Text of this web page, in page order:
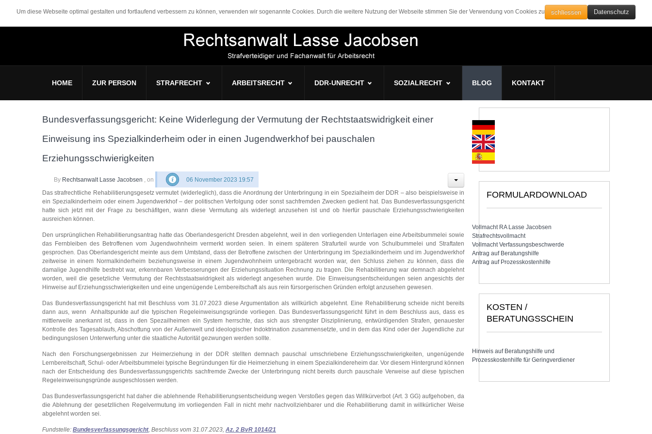
Um diese Webseite optimal gestalten und fortlaufend verbessern zu können, verwenden wir sogenannte Cookies. Durch die weitere Nutzung der Webseite stimmen Sie der Verwendung von Cookies zu schliessen Datenschutz
HOME ZUR PERSON STRAFRECHT ARBEITSRECHT DDR-UNRECHT SOZIALRECHT BLOG KONTAKT
Bundesverfassungsgericht: Keine Widerlegung der Vermutung der Rechtstaatswidrigkeit einer
Einweisung ins Spezialkinderheim oder in einen Jugendwerkhof bei pauschalen
Erziehungsschwierigkeiten
By Rechtsanwalt Lasse Jacobsen , on
06 November 2023 19:57
Das strafrechtliche Rehabilitierungsgesetz vermutet (widerleglich), dass die Anordnung der Unterbringung in ein Spezialheim der DDR – also beispielsweise in
ein Spezialkinderheim oder einem Jugendwerkhof – der politischen Verfolgung oder sonst sachfremden Zwecken gedient hat. Das Bundesverfassungsgericht
hatte sich jetzt mit der Frage zu beschäfitgen, wann diese Vermutung als widerlegt anzusehen ist und ob hierfür pauschale Erziehungsschwierigkeiten
ausreichen können.
Den ursprünglichen Rehabilitierungsantrag hatte das Oberlandesgericht Dresden abgelehnt, weil in den vorliegenden Unterlagen eine Arbeitsbummelei sowie
das Fernbleiben des Betroffenen vom Jugendwohnheim vermerkt worden seien. In einem späteren Strafurteil wurde von Schulbummelei und Straftaten
gesprochen. Das Oberlandesgericht meinte aus dem Umtstand, dass der Betroffene zwischen der Unterbringung im Spezialkinderheim und im Jugendwerkhof
zeitweise in einem Normalkinderheim beziehungsweise in einem Jugendwohnheim untergebracht worden war, den Schluss ziehen zu können, dass die
damalige Jugendhilfe bestrebt war, erkennbaren Verbesserungen der Erziehungssituation Rechnung zu tragen. Die Rehabilitierung war demnach abgelehnt
worden, weil die gesetzliche Vermutung der Rechtsstaatswidrigkeit als widerlegt angesehen wurde. Die Einweisungsentscheidungen seien angesichts der
Hinweise auf Erziehungsschwierigkeiten und eine ungenügende Lernbereitschaft als aus rein fürsorgerischen Gründen erfolgt anzusehen gewesen.
Das Bundesverfassungsgericht hat mit Beschluss vom 31.07.2023 diese Argumentation als willkürlich abgelehnt. Eine Rehabilitierung scheide nicht bereits
dann aus, wenn Anhaltspunkte auf die typischen Regeleinweisungsgründe vorliegen. Das Bundesverfassungsgericht führt in dem Beschluss aus, dass es
mittlerweile anerkannt ist, dass in den Spezailheimen ein System herrschte, das sich aus strengster Disziplinierung, entwürdigenden Strafen, genauester
Kontrolle des Tagesablaufs, Abschottung von der Außenwelt und ideologischer Indoktrination zusammensetzte, und in dem das Kind oder der Jugendliche zur
bedingungslosen Unterwerfung unter die staatliche Autorität gezwungen werden sollte.
Nach den Forschungsergebnissen zur Heimerziehung in der DDR stellten demnach pauschal umschriebene Erziehungsschwierigkeiten, ungenügende
Lernbereitschaft, Schul- oder Arbeitsbummelei typische Begründungen für die Heimerziehung in einem Spezialkindereheim dar. Vor diesem Hintergrund können
nach der Entscheidung des Bundesverfassungsgerichts sachfremde Zwecke der Unterbringung nicht bereits durch pauschale Verweise auf diese typischen
Regeleinweisungsgründe ausgeschlossen werden.
Das Bundesverfassungsgericht hat daher die ablehnende Rehabilitierungsentscheidung wegen Verstoßes gegen das Willkürverbot (Art. 3 GG) aufgehoben, da
die Ablehnung der gesetzllichen Regelvermutung im vorliegenden Fall in nicht mehr nachvollziehbarer und die Rehabilitierung damit in willkürlicher Weise
abgelehnt worden sei.
Fundstelle: Bundesverfassungsgericht, Beschluss vom 31.07.2023, Az. 2 BvR 1014/21
FORMULARDOWNLOAD
Vollmacht RA Lasse Jacobsen
Strafrechtsvollmacht
Vollmacht Verfassungsbeschwerde
Antrag auf Beratungshilfe
Antrag auf Prozesskostenhilfe
KOSTEN /
BERATUNGSSCHEIN
Hinweis auf Beratungshilfe und
Prozesskostenhilfe für Geringverdiener